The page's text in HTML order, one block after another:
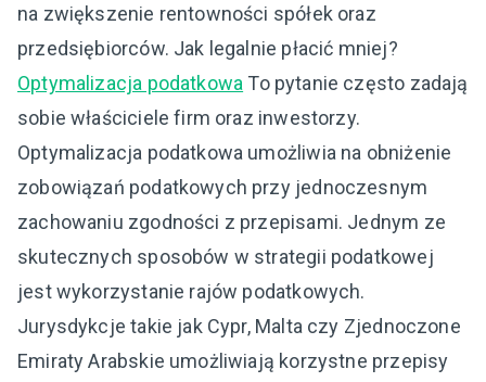
na zwiększenie rentowności spółek oraz
przedsiębiorców. Jak legalnie płacić mniej?
Optymalizacja podatkowa To pytanie często zadają
sobie właściciele firm oraz inwestorzy.
Optymalizacja podatkowa umożliwia na obniżenie
zobowiązań podatkowych przy jednoczesnym
zachowaniu zgodności z przepisami. Jednym ze
skutecznych sposobów w strategii podatkowej
jest wykorzystanie rajów podatkowych.
Jurysdykcje takie jak Cypr, Malta czy Zjednoczone
Emiraty Arabskie umożliwiają korzystne przepisy